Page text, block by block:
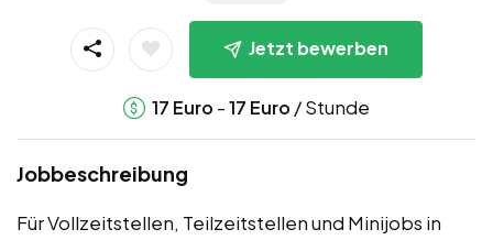
Jetzt bewerben
17 Euro -17 Euro / Stunde
Jobbeschreibung
Für Vollzeitstellen, Teilzeitstellen und Minijobs in